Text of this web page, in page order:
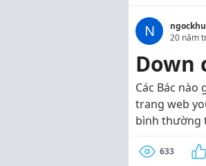
N
20 năm
Down
Các Bác
trang web
bình thường
633